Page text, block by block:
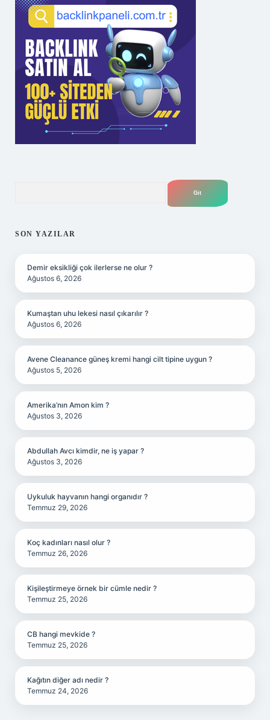
SON YAZILAR
Demir eksikliği çok ilerlerse ne olur ?
Ağustos 6, 2026
Kumaştan uhu lekesi nasıl çıkarılır ?
Ağustos 6, 2026
Avene Cleanance güneş kremi hangi cilt tipine uygun ?
Ağustos 5, 2026
Amerika’nın Amon kim ?
Ağustos 3, 2026
Abdullah Avcı kimdir, ne iş yapar ?
Ağustos 3, 2026
Uykuluk hayvanın hangi organıdır ?
Temmuz 29, 2026
Koç kadınları nasıl olur ?
Temmuz 26, 2026
Kişileştirmeye örnek bir cümle nedir ?
Temmuz 25, 2026
CB hangi mevkide ?
Temmuz 25, 2026
Kağıtın diğer adı nedir ?
Temmuz 24, 2026